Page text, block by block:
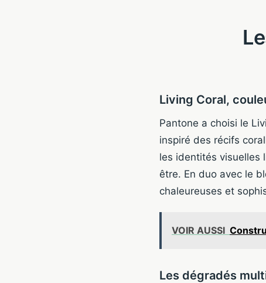
Living Coral,
Pantone a choisi le
inspiré des récifs
les identités visuelles
être. En duo avec le
chaleureuses et
VOIR AUSSI
Les dégradés